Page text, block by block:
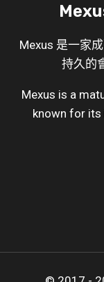
Mexus 是一家
持久的
Mexus is a
known for its